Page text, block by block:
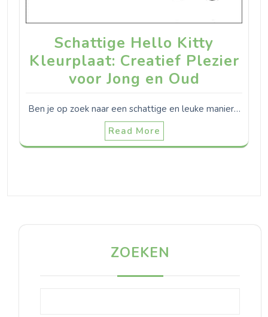
Schattige Hello Kitty
Kleurplaat: Creatief Plezier
voor Jong en Oud
Ben je op zoek naar een schattige en leuke manier…
Read More
ZOEKEN